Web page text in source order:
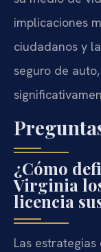
implicaciones
ciudadanos y
seguro de
¿Cómo
Virginia
licencia
Las